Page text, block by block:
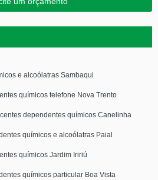
e alcoólatras Sambaqui
químicos telefone Nova Trento
dependentes químicos Canelinha
químicos e alcoólatras Paial
químicos Jardim Iririú
químicos particular Boa Vista